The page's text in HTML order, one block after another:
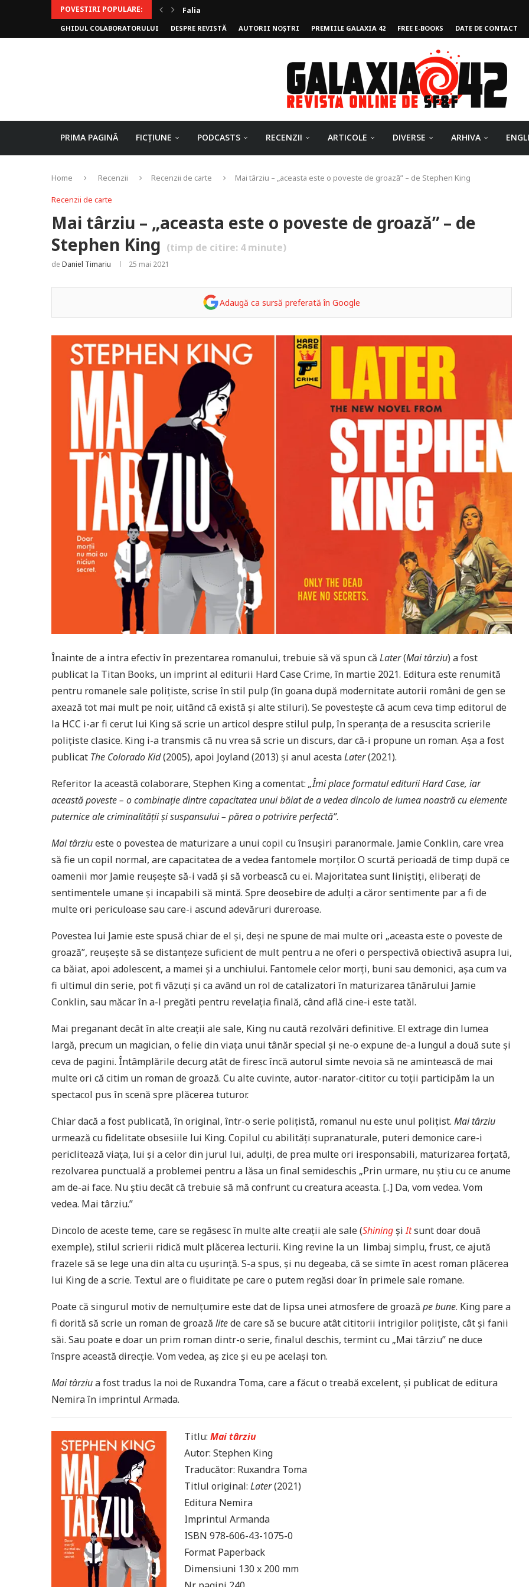
POVESTIRI POPULARE:
Falia
Arhivele Dincolo-Timpului
Axa lui Heron
Jumătatea goală
GHIDUL COLABORATORULUI DESPRE REVISTĂ AUTORII NOȘTRI PREMIILE GALAXIA 42 FREE E-BOOKS DATE DE CONTACT
PRIMA PAGINĂ FICȚIUNE PODCASTS RECENZII ARTICOLE DIVERSE ARHIVA
Home Recenzii Recenzii de carte Mai târziu – „aceasta este o poveste de groază” – de Stephen King
Recenzii de carte
Mai târziu – „aceasta este o poveste de groază” – de
Stephen King (timp de citire: 4minute)
de Daniel Timariu 25 mai 2021
Adaugă ca sursă preferată în Google
Înainte de a intra efectiv în prezentarea romanului, trebuie să vă spun că Later(Mai târziu) a fost
publicat la Titan Books, un imprint al editurii Hard Case Crime, în martie 2021. Editura este renumită
pentru romanele sale polițiste, scrise în stil pulp (în goana după modernitate autorii români de gen se
axează tot mai mult pe noir, uitând că există și alte stiluri). Se povestește că acum ceva timp editorul de
la HCC i-ar fi cerut lui King să scrie un articol despre stilul pulp, în speranța de a resuscita scrierile
polițiste clasice. King i-a transmis că nu vrea să scrie un discurs, dar că-i propune un roman. Așa a fost
publicat The Colorado Kid(2005), apoi Joyland (2013) și anul acestaLater(2021).
Referitor la această colaborare, Stephen King a comentat: „Îmi place formatul editurii Hard Case, iar
această poveste – o combinație dintre capacitatea unui băiat de a vedea dincolo de lumea noastră cu elemente
puternice ale criminalității și suspansului – părea o potrivire perfectă”.
Mai târziueste o povestea de maturizare a unui copil cu însușiri paranormale. Jamie Conklin, care vrea
să fie un copil normal, are capacitatea de a vedea fantomele morților. O scurtă perioadă de timp după ce
oamenii mor Jamie reușește să-i vadă și să vorbească cu ei. Majoritatea sunt liniștiți, eliberați de
sentimentele umane și incapabili să mintă. Spre deosebire de adulți a căror sentimente par a fi de
multe ori periculoase sau care-i ascund adevăruri dureroase.
Povestea lui Jamie este spusă chiar de el și, deși ne spune de mai multe ori „aceasta este o poveste de
groază”, reușește să se distanțeze suficient de mult pentru a ne oferi o perspectivă obiectivă asupra lui,
ca băiat, apoi adolescent, a mamei și a unchiului. Fantomele celor morți, buni sau demonici, așa cum va
fi ultimul din serie, pot fi văzuți și ca având un rol de catalizatori în maturizarea tânărului Jamie
Conklin, sau măcar în a-l pregăti pentru revelația finală, când află cine-i este tatăl.
Mai preganant decât în alte creații ale sale, King nu caută rezolvări definitive. El extrage din lumea
largă, precum un magician, o felie din viața unui tânăr special și ne-o expune de-a lungul a două sute și
ceva de pagini. Întâmplările decurg atât de firesc încă autorul simte nevoia să ne amintească de mai
multe ori că citim un roman de groază. Cu alte cuvinte, autor-narator-cititor cu toții participăm la un
spectacol pus în scenă spre plăcerea tuturor.
Chiar dacă a fost publicată, în original, într-o serie polițistă, romanul nu este unul polițist. Mai târziu
urmează cu fidelitate obsesiile lui King. Copilul cu abilități supranaturale, puteri demonice care-i
periclitează viața, lui și a celor din jurul lui, adulți, de prea multe ori iresponsabili, maturizarea forțată,
rezolvarea punctuală a problemei pentru a lăsa un final semideschis „Prin urmare, nu știu cu ce anume
am de-ai face. Nu știu decât că trebuie să mă confrunt cu creatura aceasta. [..] Da, vom vedea. Vom
vedea. Mai târziu.”
Dincolo de aceste teme, care se regăsesc în multe alte creații ale sale (ShiningșiItsunt doar două
exemple), stilul scrierii ridică mult plăcerea lecturii. King revine la un limbaj simplu, frust, ce ajută
frazele să se lege una din alta cu ușurință. S-a spus, și nu degeaba, că se simte în acest roman plăcerea
lui King de a scrie. Textul are o fluiditate pe care o putem regăsi doar în primele sale romane.
Poate că singurul motiv de nemulțumire este dat de lipsa unei atmosfere de groază pe bune. King pare a
fi dorită să scrie un roman de groază litede care să se bucure atât cititorii intrigilor polițiste, cât și fanii
săi. Sau poate e doar un prim roman dintr-o serie, finalul deschis, termint cu „Mai târziu” ne duce
înspre această direcție. Vom vedea, aș zice și eu pe același ton.
Mai târziua fost tradus la noi de Ruxandra Toma, care a făcut o treabă excelent, și publicat de editura
Nemira în imprintul Armada.
Titlu: Mai târziu
Autor: Stephen King
Traducător: Ruxandra Toma
Titlul original: Later(2021)
Editura Nemira
Imprintul Armanda
ISBN 978-606-43-1075-0
Format Paperback
Dimensiuni 130 x 200 mm